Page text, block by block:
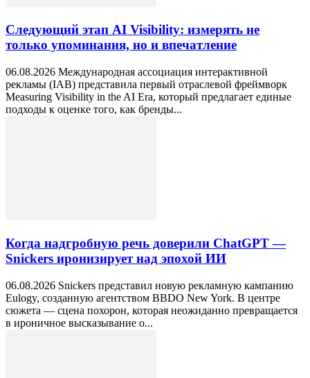
Следующий этап AI Visibility: измерять не
только упоминания, но и впечатление
06.08.2026 Международная ассоциация интерактивной
рекламы (IAB) представила первый отраслевой фреймворк
Measuring Visibility in the AI Era, который предлагает единые
подходы к оценке того, как бренды...
Когда надгробную речь доверили ChatGPT —
Snickers иронизирует над эпохой ИИ
06.08.2026 Snickers представил новую рекламную кампанию
Eulogy, созданную агентством BBDO New York. В центре
сюжета — сцена похорон, которая неожиданно превращается
в ироничное высказывание о...